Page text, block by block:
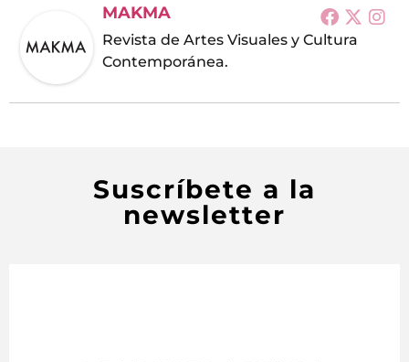
MAKMA
Revista de Artes Visuales y Cultura
Contemporánea.
Suscríbete a la
newsletter